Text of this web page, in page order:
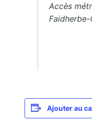
Accès
Ajouter au